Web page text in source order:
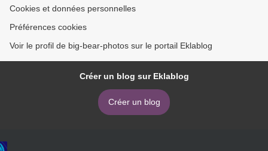
Cookies et données personnelles
Préférences cookies
Voir le profil de big-bear-photos sur le portail Eklablog
Créer un blog sur Eklablog
Créer un blog